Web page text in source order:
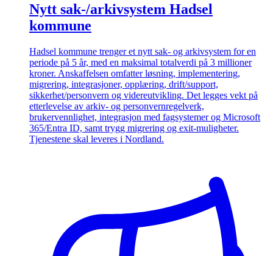
Nytt sak-/arkivsystem Hadsel
kommune
Hadsel kommune trenger et nytt sak- og arkivsystem for en
periode på 5 år, med en maksimal totalverdi på 3 millioner
kroner. Anskaffelsen omfatter løsning, implementering,
migrering, integrasjoner, opplæring, drift/support,
sikkerhet/personvern og videreutvikling. Det legges vekt på
etterlevelse av arkiv- og personvernregelverk,
brukervennlighet, integrasjon med fagsystemer og Microsoft
365/Entra ID, samt trygg migrering og exit-muligheter.
Tjenestene skal leveres i Nordland.